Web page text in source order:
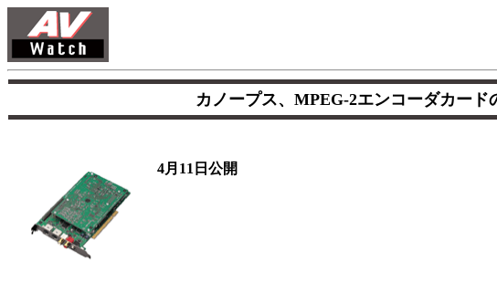
カノープス、MPEG-2エンコーダカー
4月11日公開